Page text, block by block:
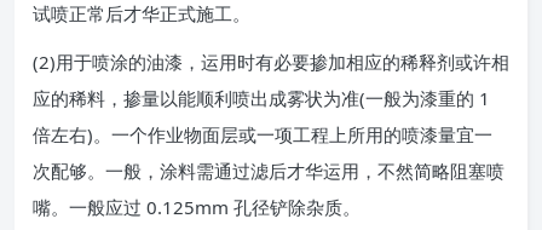
试喷正常后才华正式施工。
(2)用于喷涂的油漆，运用时有必要掺加相应的稀释剂或许相
应的稀料，掺量以能顺利喷出成雾状为准(一般为漆重的 1
倍左右)。一个作业物面层或一项工程上所用的喷漆量宜一
次配够。一般，涂料需通过滤后才华运用，不然简略阻塞喷
嘴。一般应过 0.125mm 孔径铲除杂质。